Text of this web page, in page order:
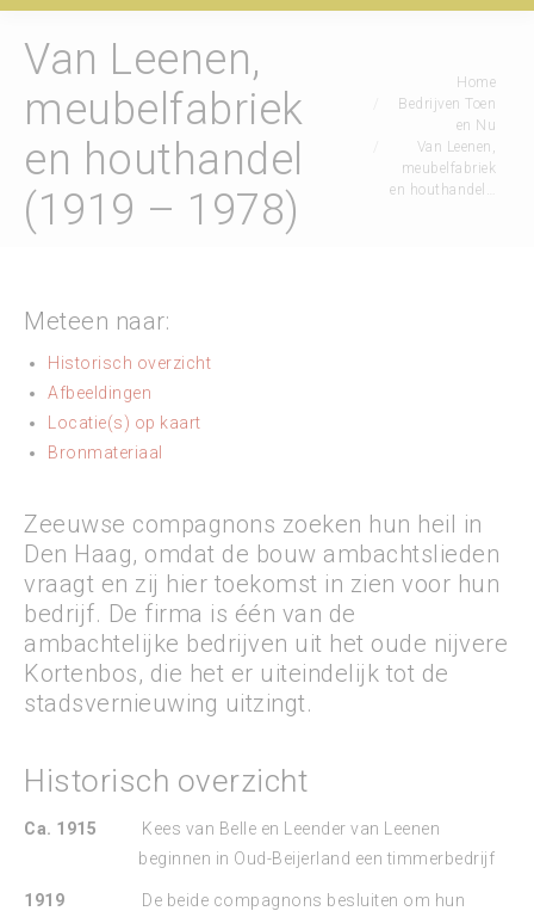
Van Leenen,
meubelfabriek
en houthandel
(1919 – 1978)
Home
Bedrijven Toen
en Nu
Van Leenen,
meubelfabriek
en houthandel…
Meteen naar:
Historisch overzicht
Afbeeldingen
Locatie(s) op kaart
Bronmateriaal
Zeeuwse compagnons zoeken hun heil in
Den Haag, omdat de bouw ambachtslieden
vraagt en zij hier toekomst in zien voor hun
bedrijf. De firma is één van de
ambachtelijke bedrijven uit het oude nijvere
Kortenbos, die het er uiteindelijk tot de
stadsvernieuwing uitzingt.
Historisch overzicht
Ca. 1915
Kees van Belle en Leender van Leenen
beginnen in Oud-Beijerland een timmerbedrijf
1919
De beide compagnons besluiten om hun